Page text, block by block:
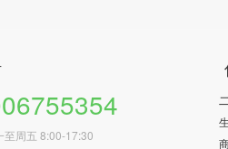
至周五 8:00-17:30